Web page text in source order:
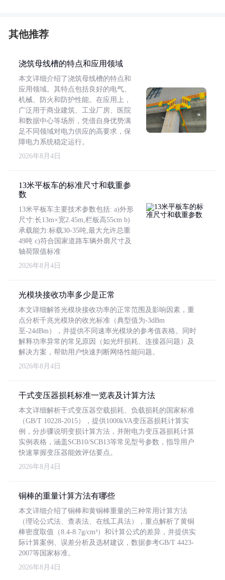
其他推荐
浇筑母线槽的特点和应用领域
本文详细介绍了浇筑母线槽的特点和
应用领域。其特点包括良好的电气、
机械、防火和防护性能。在应用上，
广泛用于商业建筑、工业厂房、医院
和数据中心等场所，凭借自身优势满
足不同领域对电力供应的高要求，保
障电力系统稳定运行。
2026年8月4日
13米平板车的标准尺寸和载重参
数
13米平板车主要技术参数包括: a)外形
尺寸:长13m×宽2.45m,栏板高55cm b)
承载能力:标载30-35吨,最大允许总重
49吨 c)符合国家道路车辆外廓尺寸及
轴荷限值标准
2026年8月4日
光模块接收功率多少是正常
本文详细解答光模块接收功率的正常范围及影响因素，重
点分析千兆光模块的收光标准（典型值为-3dBm
至-24dBm），并提供不同速率光模块的参考值表格。同时
解释功率异常的常见原因（如光纤损耗、连接器问题）及
解决方案，帮助用户快速判断网络性能问题。
2026年8月4日
干式变压器损耗标准一览表及计算方法
本文详细解析干式变压器空载损耗、负载损耗的国家标准
（GB/T 10228-2015），提供1000kVA变压器损耗计算实
例，分步骤说明变损计算方法，并附电力变压器损耗计算
实例表格，涵盖SCB10/SCB13等常见型号参数，指导用户
快速掌握变压器能效评估要点。
2026年8月4日
铜棒的重量计算方法有哪些
本文详细介绍了铜棒和黄铜棒重量的三种常用计算方法
（理论公式法、查表法、在线工具法），重点解析了黄铜
棒密度取值（8.4-8.7g/cm³）和计算公式的差异，并提供实
际计算案例、误差分析及选材建议，数据参考GB/T 4423-
2007等国家标准。
2026年8月4日